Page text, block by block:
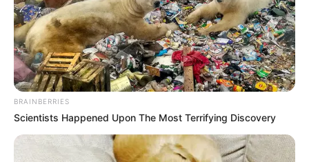
BRAINBERRIES
Scientists Happened Upon The Most Terrifying Discovery